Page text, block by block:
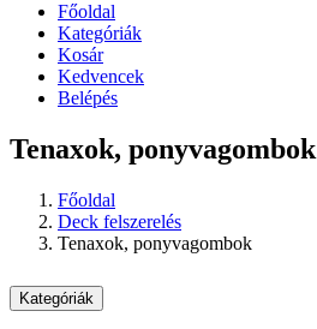
Főoldal
Kategóriák
Kosár
Kedvencek
Belépés
Tenaxok, ponyvagombok
Főoldal
Deck felszerelés
Tenaxok, ponyvagombok
Kategóriák